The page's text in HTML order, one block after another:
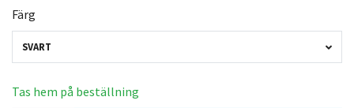
Färg
SVART
Tas hem på beställning